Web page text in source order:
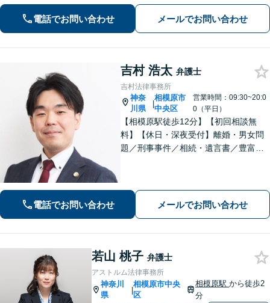
寄り添いながら、誠実な対応を心がけ
ております「粘り強い交渉とフットワ
ークの軽さが強み」男性・女性弁護士
電話でお問い合わせ メールでお問い合わせ
吉村 浩太 弁護士
吉村法律事務所
神奈
川県
|
相模原市
中央区
営業時間：09:30~20:0
0（平日）
【相模原駅徒歩12分】【初回相談無
料】【休日・深夜受付】離婚・男女問
題／刑事事件／相続・遺言書／豊富な
【24時間受付】【ビデオ面談可】
電話でお問い合わせ メールでお問い合わせ
若山 桃子 弁護士
アストルム法律事務所
神奈川
県
|
相模原市中央
区
相模原駅から徒歩2
分